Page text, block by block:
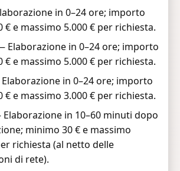
in 0–24 ore; importo
€ e massimo 5.000 € per richiesta.
Elaborazione in 0–24 ore; importo
€ e massimo 5.000 € per richiesta.
in 0–24 ore; importo
€ e massimo 3.000 € per richiesta.
in 10–60 minuti dopo
minimo 30 € e massimo
richiesta (al netto delle
di rete).